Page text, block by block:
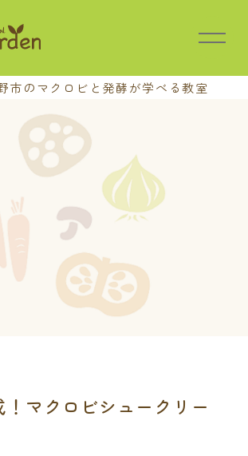
市のマクロビと発酵が学べる教室
中級講座
上級講座
講座
ント
当日の流れ
マクロビシュークリー